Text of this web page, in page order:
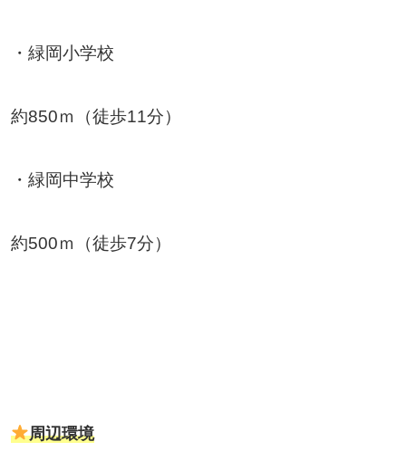
・緑岡小学校
約850ｍ（徒歩11分）
・緑岡中学校
約500ｍ（徒歩7分）
周辺環境